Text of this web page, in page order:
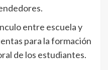
entre escuela y
para la formación
de los estudiantes.